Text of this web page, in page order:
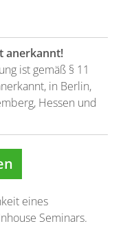
anerkannt!
ist gemäß § 11
in Berlin,
Hessen und
eines
Seminars.